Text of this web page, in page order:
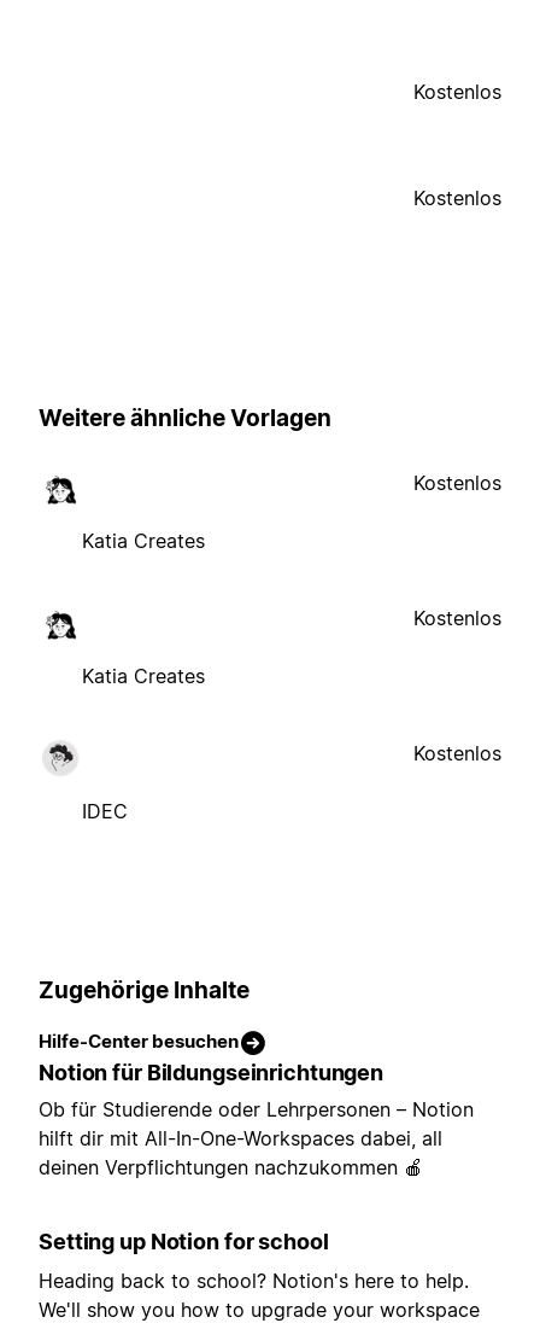
Kostenlos
Kostenlos
Weitere ähnliche Vorlagen
Katia Creates
Kostenlos
Katia Creates
Kostenlos
IDEC
Kostenlos
Zugehörige Inhalte
Hilfe-Center besuchen
Notion für Bildungseinrichtungen
Ob für Studierende oder Lehrpersonen – Notion
hilft dir mit All-In-One-Workspaces dabei, all
deinen Verpflichtungen nachzukommen 🍎
Setting up Notion for school
Heading back to school? Notion's here to help.
We'll show you how to upgrade your workspace